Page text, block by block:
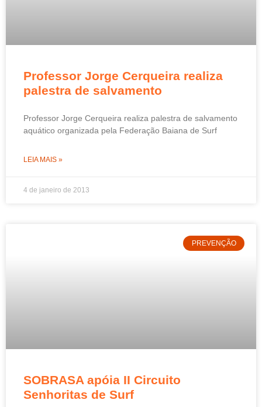
Professor Jorge Cerqueira realiza
palestra de salvamento
Professor Jorge Cerqueira realiza palestra de salvamento
aquático organizada pela Federação Baiana de Surf
LEIA MAIS »
4 de janeiro de 2013
PREVENÇÃO
SOBRASA apóia II Circuito
Senhoritas de Surf